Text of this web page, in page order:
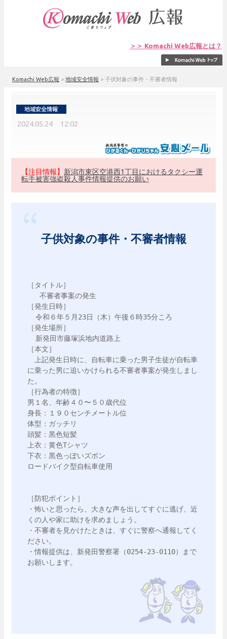
＞＞ Komachi Web広報とは？
Komachi Web広報 > 地域安全情報 > 子供対象の事件・不審者情報
2024.05.24 12:02
【注目情報】 新潟市東区空港西1丁目におけるタクシー運
転手被害強盗殺人事件情報提供のお願い
子供対象の事件・不審者情報
［タイトル］
［発生日時］
［発生場所］
［本文］
上記発生日時に、自転車に乗った男子生徒が自転車
に乗った男に追いかけられる不審者事案が発生しまし
た。
［行為者の特徴］
男１名、年齢４０〜５０歳代位
身長：１９０センチメートル位
体型：ガッチリ
頭髪：黒色短髪
上衣：黄色Tシャツ
下衣：黒色っぽいズボン
ロードバイク型自転車使用
［防犯ポイント］
・怖いと思ったら、大きな声を出してすぐに逃げ、近
くの人や家に助けを求めましょう。
・不審者を見かけたときは、すぐに警察へ通報してく
ださい。
・情報提供は、新発田警察署（0254‐23‐0110）まで
お願いします。